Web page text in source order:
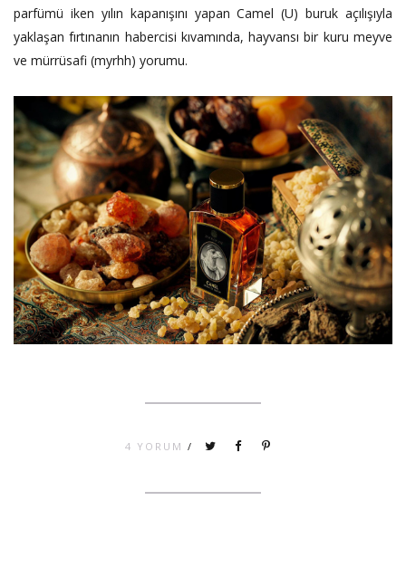
parfümü iken yılın kapanışını yapan Camel (U) buruk açılışıyla
yaklaşan fırtınanın habercisi kıvamında, hayvansı bir kuru meyve
ve mürrüsafi (myrhh) yorumu.
4 YORUM /